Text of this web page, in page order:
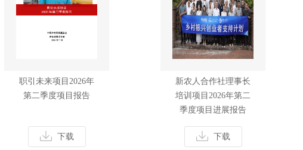
职引未来项目2026年
第二季度项目报告
下载
新农人合作社理事长
培训项目2026年第二
季度项目进展报告
下载